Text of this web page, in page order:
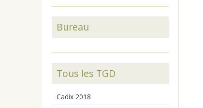
Bureau
Tous les TGD
Cadix 2018